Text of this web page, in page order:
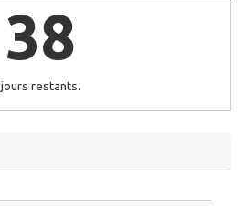
38
jours restants.